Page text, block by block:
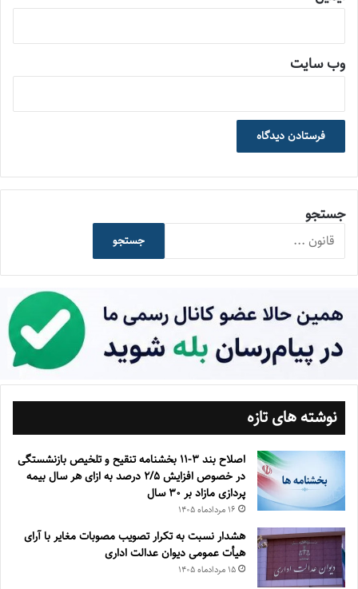
وب‌ سایت
جستجو
جستجو
نوشته های تازه
اصلاح بند ۳‏-۱۱ بخشنامه تنقیح و تلخیص بازنشستگی
در خصوص افزایش ۵‏‏‏‏‏‏‏‏‏/۲ درصد به ازای هر سال بیمه
پردازی مازاد بر ۳۰‏ سال
۱۶ مرداد‌ماه ۱۴۰۵
هشدار نسبت به تکرار تصویب مصوبات مغایر با آرای
هیأت عمومی دیوان عدالت اداری
۱۵ مرداد‌ماه ۱۴۰۵